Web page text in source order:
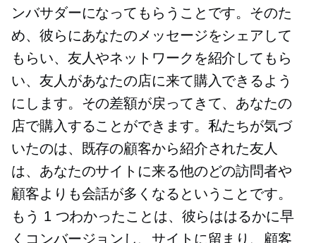
ンバサダーになってもらうことです。そのた
め、彼らにあなたのメッセージをシェアして
もらい、友人やネットワークを紹介してもら
い、友人があなたの店に来て購入できるよう
にします。その差額が戻ってきて、あなたの
店で購入することができます。私たちが気づ
いたのは、既存の顧客から紹介された友人
は、あなたのサイトに来る他のどの訪問者や
顧客よりも会話が多くなるということです。
もう 1 つわかったことは、彼らははるかに早
くコンバージョンし、サイトに留まり、顧客